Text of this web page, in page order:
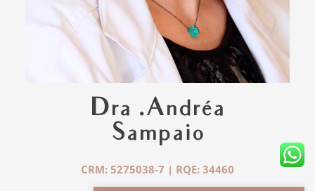
Dra .Andréa
Sampaio
CRM: 5275038-7 | RQE: 34460